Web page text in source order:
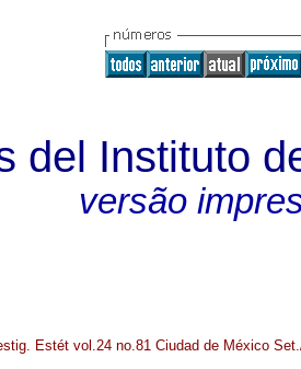
del Instituto
versão
Estét vol.24 no.81 Ciudad de México